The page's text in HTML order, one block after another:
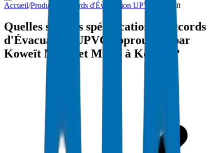
Accueil/Produits Raccords d'Évacuation UPVC Koweït
Quelles sont les spécifications Raccords
d'Évacuation UPVC approuvées par
Koweït MEW et MPW à Koweït ?